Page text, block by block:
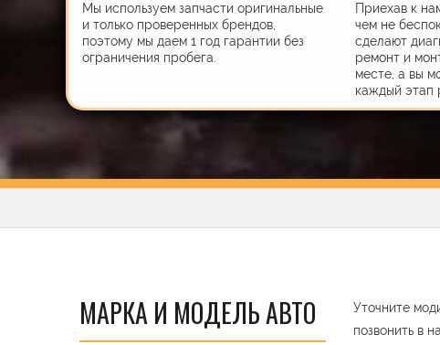
Мы используем запчасти оригинальные
и только проверенных брендов,
поэтому мы даем 1 год гарантии без
ограничения пробега.
Приехав к
чем не
сделают
ремонт и
месте, а вы
каждый этап
Уточните
позвонить в
МАРКА И МОДЕЛЬ АВТО